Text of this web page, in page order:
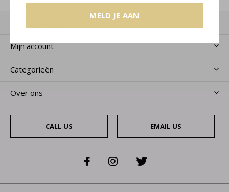
MELD JE AAN
Mijn account
Categorieën
Over ons
CALL US EMAIL US